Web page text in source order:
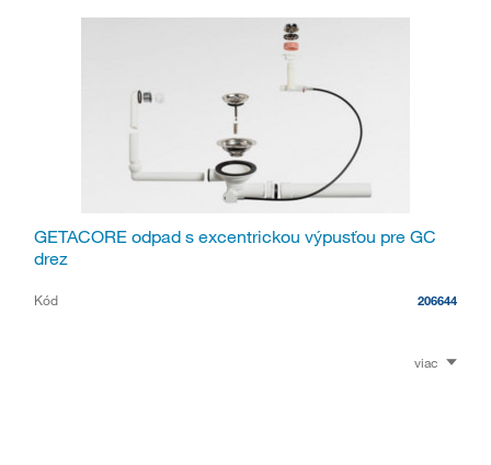
GETACORE odpad s excentrickou výpusťou pre GC
drez
Kód 206644
viac